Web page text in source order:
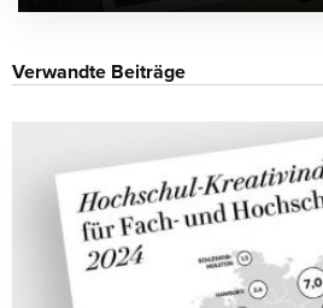
Verwandte Beiträge